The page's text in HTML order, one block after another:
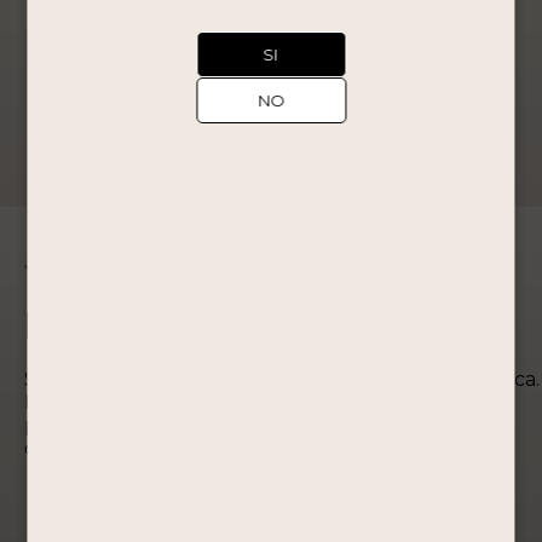
Edición Especial
Somos la destilería operativa más antigua de América.
Desarrollamos los más altos estándares de
producción para ofrecer productos de excelente
calidad.
SI
NO